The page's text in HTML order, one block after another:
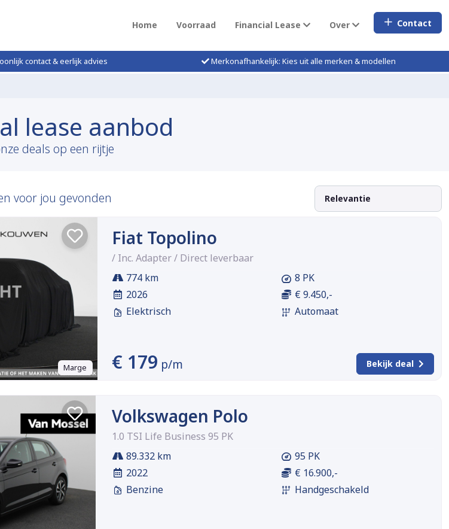
Home Voorraad Financial Lease Over Contact
contact & eerlijk advies Merkonafhankelijk: Kies uit alle merken & modellen
lease aanbod
deals op een rijtje
voor jou gevonden
Marge
Fiat Topolino
/ Inc. Adapter / Direct leverbaar
774 km
2026
Elektrisch
8 PK
€ 9.450,-
Automaat
€ 179 p/m Bekijk deal
Volkswagen Polo
1.0 TSI Life Business 95 PK
89.332 km
2022
Benzine
95 PK
€ 16.900,-
Handgeschakeld